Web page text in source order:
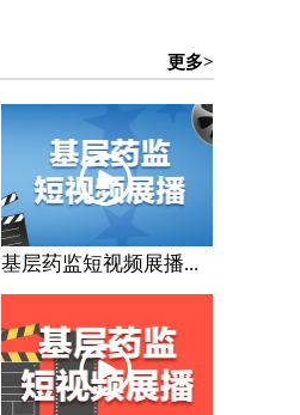
更多>
基层药监短视频展播...